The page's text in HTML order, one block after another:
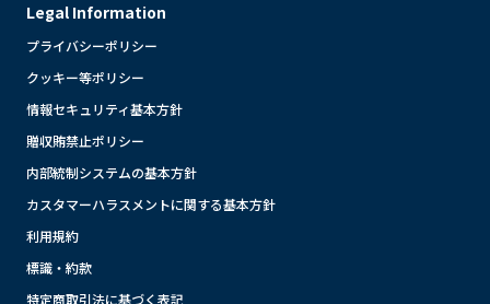
Legal Information
プライバシーポリシー
クッキー等ポリシー
情報セキュリティ基本方針
贈収賄禁止ポリシー
内部統制システムの基本方針
カスタマーハラスメントに関する基本方針
利用規約
標識・約款
特定商取引法に基づく表記